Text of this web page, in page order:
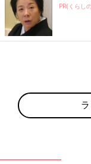
からだを温めると血
謝の改善も目指せ
す。（※4）
PR(くらし